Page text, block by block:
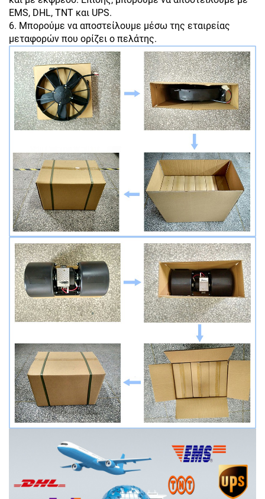
EMS, DHL, TNT και UPS.
6. Μπορούμε να αποστείλουμε μέσω της εταιρείας
μεταφορών που ορίζει ο πελάτης.